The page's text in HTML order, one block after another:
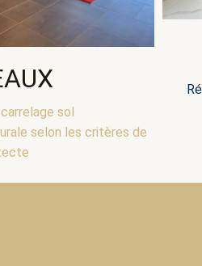
sol
selon les critères de